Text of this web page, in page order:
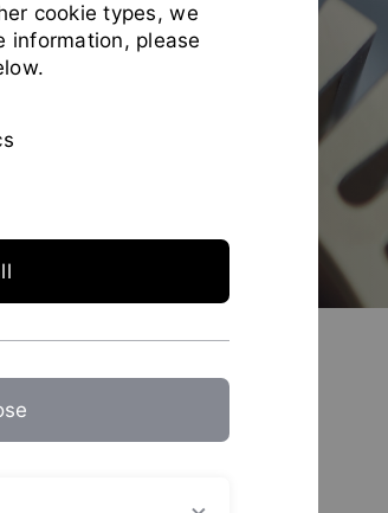
cookie types, we
information, please